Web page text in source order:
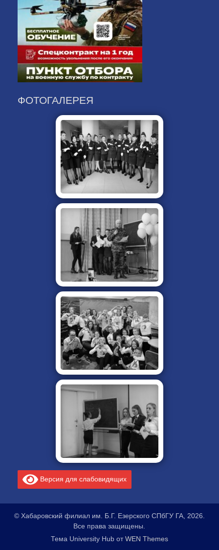
ФОТОГАЛЕРЕЯ
Версия для слабовидящих
© Хабаровский филиал им. Б.Г. Езерского СПбГУ ГА, 2026.
Все права защищены.
Тема University Hub отWEN Themes